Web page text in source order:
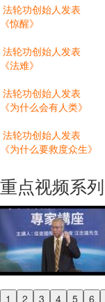
法轮功创始人发表
《惊醒》
法轮功创始人发表
《法难》
法轮功创始人发表
《为什么会有人类》
法轮功创始人发表
《为什么要救度众生》
重点视频系列
1 2 3 4 5 6